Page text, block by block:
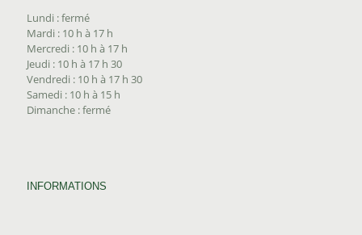
Lundi : fermé
Mardi : 10 h à 17 h
Mercredi : 10 h à 17 h
Jeudi : 10 h à 17 h 30
Vendredi : 10 h à 17 h 30
Samedi : 10 h à 15 h
Dimanche : fermé
INFORMATIONS